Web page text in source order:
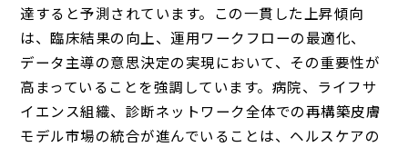
達すると予測されています。この一貫した上昇傾向
は、臨床結果の向上、運用ワークフローの最適化、
データ主導の意思決定の実現において、その重要性が
高まっていることを強調しています。病院、ライフサ
イエンス組織、診断ネットワーク全体での再構築皮膚
モデル市場の統合が進んでいることは、ヘルスケアの